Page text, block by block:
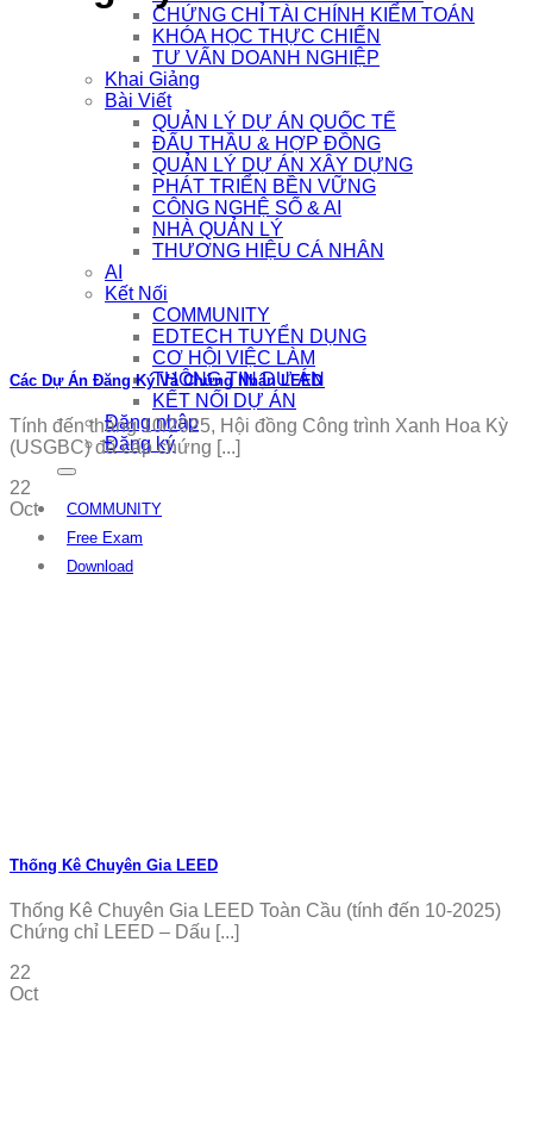
CHỨNG CHỈ TÀI CHÍNH KIỂM TOÁN
KHÓA HỌC THỰC CHIẾN
TƯ VẤN DOANH NGHIỆP
Khai Giảng
Bài Viết
QUẢN LÝ DỰ ÁN QUỐC TẾ
ĐẤU THẦU & HỢP ĐỒNG
QUẢN LÝ DỰ ÁN XÂY DỰNG
PHÁT TRIỂN BỀN VỮNG
CÔNG NGHỆ SỐ & AI
NHÀ QUẢN LÝ
THƯƠNG HIỆU CÁ NHÂN
AI
Kết Nối
COMMUNITY
EDTECH TUYỂN DỤNG
CƠ HỘI VIỆC LÀM
THÔNG TIN DỰ ÁN
KẾT NỐI DỰ ÁN
Đăng nhập
Đăng ký
COMMUNITY
Free Exam
Download
Các Dự Án Đăng Ký Và Chứng Nhận LEED
Tính đến tháng 10/2025, Hội đồng Công trình Xanh Hoa Kỳ
(USGBC) đã cấp chứng [...]
22
Oct
Thống Kê Chuyên Gia LEED
Thống Kê Chuyên Gia LEED Toàn Cầu (tính đến 10-2025)
Chứng chỉ LEED – Dấu [...]
22
Oct